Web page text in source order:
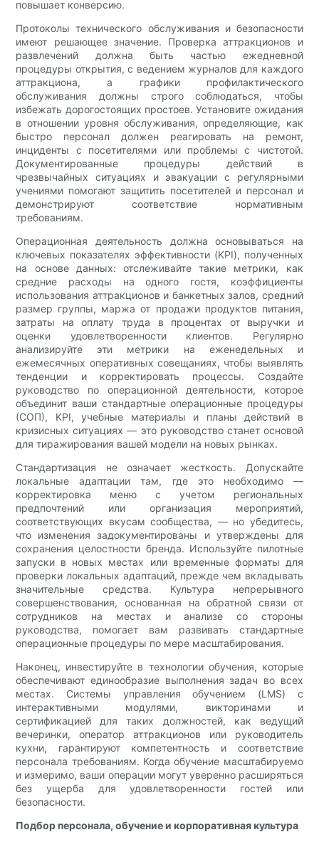
повышает конверсию.
Протоколы технического обслуживания и безопасности
имеют решающее значение. Проверка аттракционов и
развлечений должна быть частью ежедневной
процедуры открытия, с ведением журналов для каждого
аттракциона, а графики профилактического
обслуживания должны строго соблюдаться, чтобы
избежать дорогостоящих простоев. Установите ожидания
в отношении уровня обслуживания, определяющие, как
быстро персонал должен реагировать на ремонт,
инциденты с посетителями или проблемы с чистотой.
Документированные процедуры действий в
чрезвычайных ситуациях и эвакуации с регулярными
учениями помогают защитить посетителей и персонал и
демонстрируют соответствие нормативным
требованиям.
Операционная деятельность должна основываться на
ключевых показателях эффективности (KPI), полученных
на основе данных: отслеживайте такие метрики, как
средние расходы на одного гостя, коэффициенты
использования аттракционов и банкетных залов, средний
размер группы, маржа от продажи продуктов питания,
затраты на оплату труда в процентах от выручки и
оценки удовлетворенности клиентов. Регулярно
анализируйте эти метрики на еженедельных и
ежемесячных оперативных совещаниях, чтобы выявлять
тенденции и корректировать процессы. Создайте
руководство по операционной деятельности, которое
объединит ваши стандартные операционные процедуры
(СОП), KPI, учебные материалы и планы действий в
кризисных ситуациях — это руководство станет основой
для тиражирования вашей модели на новых рынках.
Стандартизация не означает жесткость. Допускайте
локальные адаптации там, где это необходимо —
корректировка меню с учетом региональных
предпочтений или организация мероприятий,
соответствующих вкусам сообщества, — но убедитесь,
что изменения задокументированы и утверждены для
сохранения целостности бренда. Используйте пилотные
запуски в новых местах или временные форматы для
проверки локальных адаптаций, прежде чем вкладывать
значительные средства. Культура непрерывного
совершенствования, основанная на обратной связи от
сотрудников на местах и ​​анализе со стороны
руководства, помогает вам развивать стандартные
операционные процедуры по мере масштабирования.
Наконец, инвестируйте в технологии обучения, которые
обеспечивают единообразие выполнения задач во всех
местах. Системы управления обучением (LMS) с
интерактивными модулями, викторинами и
сертификацией для таких должностей, как ведущий
вечеринки, оператор аттракционов или руководитель
кухни, гарантируют компетентность и соответствие
персонала требованиям. Когда обучение масштабируемо
и измеримо, ваши операции могут уверенно расширяться
без ущерба для удовлетворенности гостей или
безопасности.
Подбор персонала, обучение и корпоративная культура